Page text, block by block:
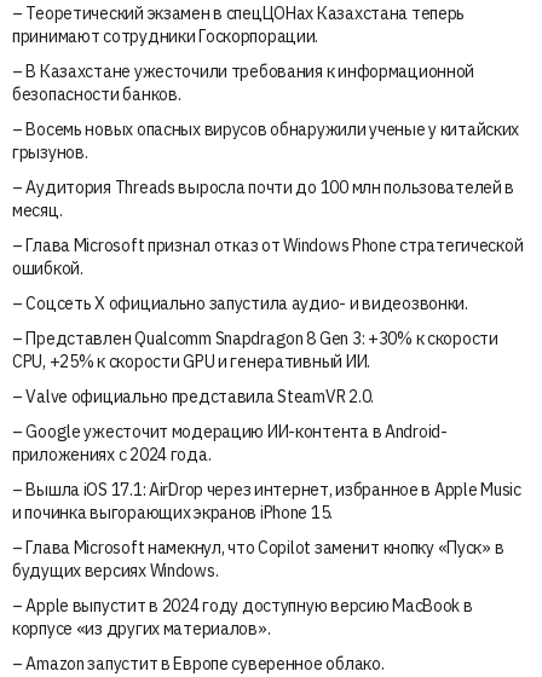
– Теоретический экзамен в спецЦОНах Казахстана теперь
принимают сотрудники Госкорпорации.
– В Казахстане ужесточили требования к информационной
безопасности банков.
– Восемь новых опасных вирусов обнаружили ученые у китайских
грызунов.
– Аудитория Threads выросла почти до 100 млн пользователей в
месяц.
– Глава Microsoft признал отказ от Windows Phone стратегической
ошибкой.
– Соцсеть X официально запустила аудио- и видеозвонки.
– Представлен Qualcomm Snapdragon 8 Gen 3: +30% к скорости
CPU, +25% к скорости GPU и генеративный ИИ.
– Valve официально представила SteamVR 2.0.
– Google ужесточит модерацию ИИ-контента в Android-
приложениях с 2024 года.
– Вышла iOS 17.1: AirDrop через интернет, избранное в Apple Music
и починка выгорающих экранов iPhone 15.
– Глава Microsoft намекнул, что Copilot заменит кнопку «Пуск» в
будущих версиях Windows.
– Apple выпустит в 2024 году доступную версию MacBook в
корпусе «из других материалов».
– Amazon запустит в Европе суверенное облако.